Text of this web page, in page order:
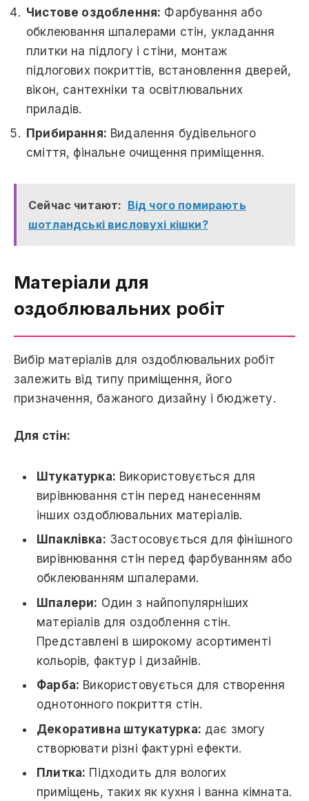
Чистове оздоблення: Фарбування або
обклеювання шпалерами стін, укладання
плитки на підлогу і стіни, монтаж
підлогових покриттів, встановлення дверей,
вікон, сантехніки та освітлювальних
приладів.
Прибирання: Видалення будівельного
сміття, фінальне очищення приміщення.
Сейчас читают: Від чого помирають
шотландські висловухі кішки?
Матеріали для
оздоблювальних робіт
Вибір матеріалів для оздоблювальних робіт
залежить від типу приміщення, його
призначення, бажаного дизайну і бюджету.
Для стін:
Штукатурка: Використовується для
вирівнювання стін перед нанесенням
інших оздоблювальних матеріалів.
Шпаклівка: Застосовується для фінішного
вирівнювання стін перед фарбуванням або
обклеюванням шпалерами.
Шпалери: Один з найпопулярніших
матеріалів для оздоблення стін.
Представлені в широкому асортименті
кольорів, фактур і дизайнів.
Фарба: Використовується для створення
однотонного покриття стін.
Декоративна штукатурка: дає змогу
створювати різні фактурні ефекти.
Плитка: Підходить для вологих
приміщень, таких як кухня і ванна кімната.